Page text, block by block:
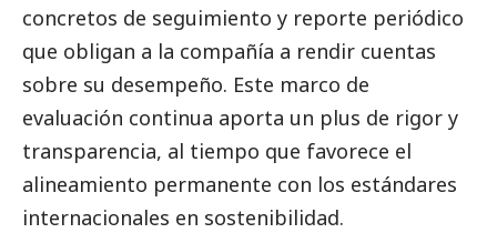
concretos de seguimiento y reporte periódico
que obligan a la compañía a rendir cuentas
sobre su desempeño. Este marco de
evaluación continua aporta un plus de rigor y
transparencia, al tiempo que favorece el
alineamiento permanente con los estándares
internacionales en sostenibilidad.